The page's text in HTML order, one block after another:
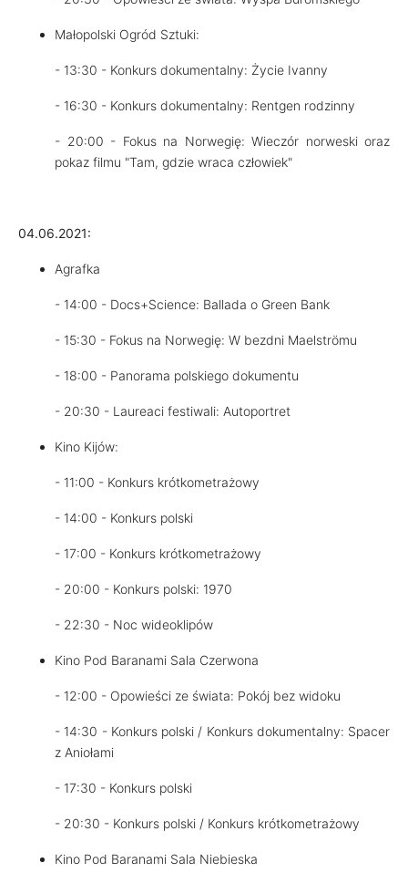
Małopolski Ogród Sztuki:
- 13:30 - Konkurs dokumentalny: Życie Ivanny
- 16:30 - Konkurs dokumentalny: Rentgen rodzinny
- 20:00 - Fokus na Norwegię: Wieczór norweski oraz
pokaz filmu "Tam, gdzie wraca człowiek"
04.06.2021:
Agrafka
- 14:00 - Docs+Science: Ballada o Green Bank
- 15:30 - Fokus na Norwegię: W bezdni Maelströmu
- 18:00 - Panorama polskiego dokumentu
- 20:30 - Laureaci festiwali: Autoportret
Kino Kijów:
- 11:00 - Konkurs krótkometrażowy
- 14:00 - Konkurs polski
- 17:00 - Konkurs krótkometrażowy
- 20:00 - Konkurs polski: 1970
- 22:30 - Noc wideoklipów
Kino Pod Baranami Sala Czerwona
- 12:00 - Opowieści ze świata: Pokój bez widoku
- 14:30 - Konkurs polski / Konkurs dokumentalny: Spacer
z Aniołami
- 17:30 - Konkurs polski
- 20:30 - Konkurs polski / Konkurs krótkometrażowy
Kino Pod Baranami Sala Niebieska